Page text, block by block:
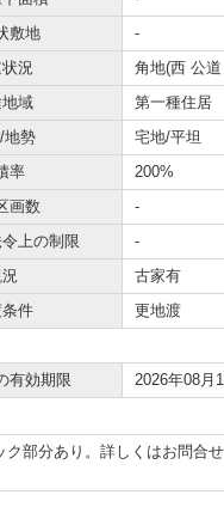
敷地
-
況
角地(西 公
域
第一種住居
地勢
宅地/平坦
率
200%
画数
-
上の制限
-
古家有
件
更地渡
有効期限
2026年08月
部分あり。詳しくはお問合